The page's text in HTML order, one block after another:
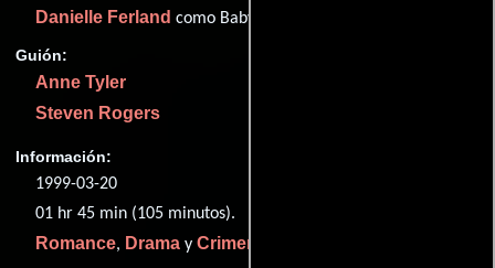
Danielle Ferland como Baby Whitehead
Guión:
Anne Tyler
Steven Rogers
Información:
1999-03-20
01 hr 45 min (105 minutos).
Romance, Drama y Crimen